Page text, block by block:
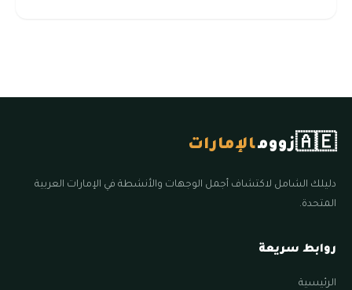
🇦🇪زوومالإمارات
دليلك الشامل لاكتشاف أجمل الوجهات والأنشطة في الإمارات العربية
المتحدة.
روابط سريعة
الرئيسية